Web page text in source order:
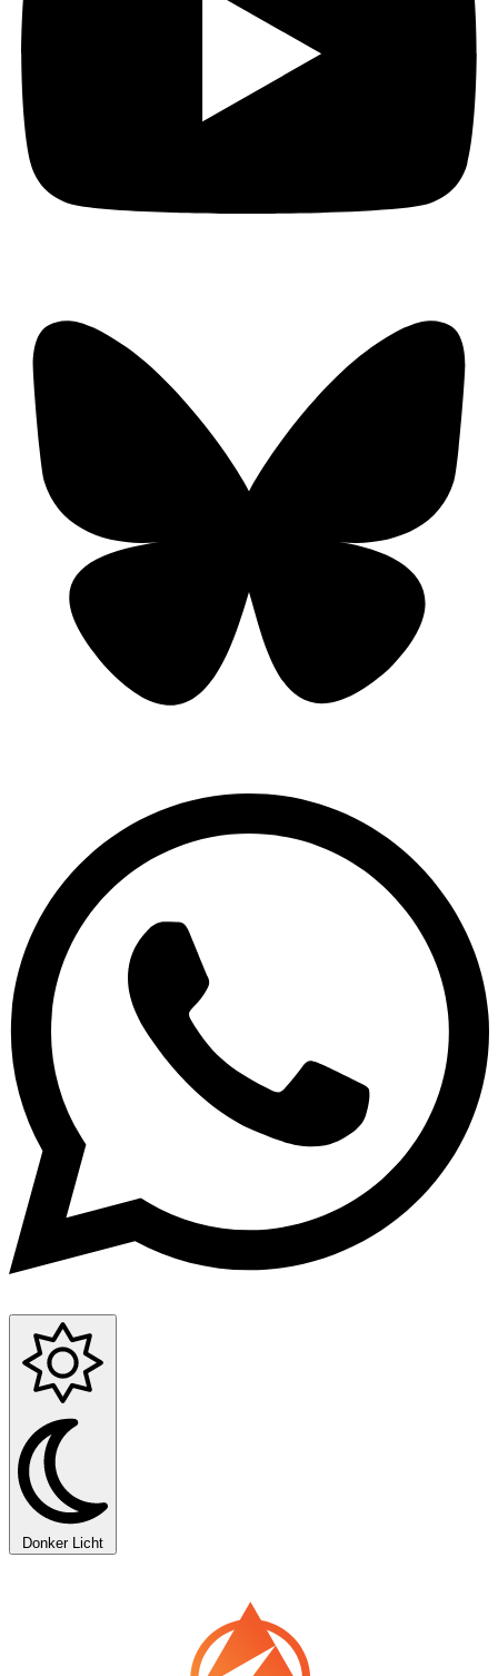
Donker Licht